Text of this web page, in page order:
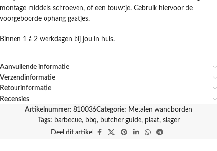
montage middels schroeven, of een touwtje. Gebruik hiervoor de
voorgeboorde ophang gaatjes.
Binnen 1 á 2 werkdagen bij jou in huis.
Aanvullende informatie
Verzendinformatie
Retourinformatie
Recensies
Artikelnummer: 810036Categorie: Metalen wandborden
Tags: barbecue, bbq, butcher guide, plaat, slager
Deel dit artikel